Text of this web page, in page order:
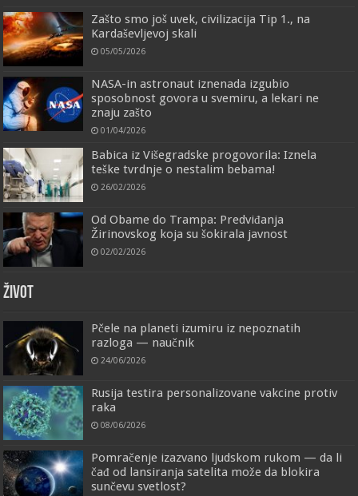
Zašto smo još uvek, civilizacija Tip 1., na
Kardaševljevoj skali
05/05/2026
NASA-in astronaut iznenada izgubio
sposobnost govora u svemiru, a lekari ne
znaju zašto
01/04/2026
Babica iz Višegradske progovorila: Iznela
teške tvrdnje o nestalim bebama!
26/02/2026
Od Obame do Trampa: Predviđanja
Žirinovskog koja su šokirala javnost
02/02/2026
ŽIVOT
Pčele na planeti izumiru iz nepoznatih
razloga — naučnik
24/06/2026
Rusija testira personalizovane vakcine protiv
raka
08/06/2026
Pomračenje izazvano ljudskom rukom — da li
čađ od lansiranja satelita može da blokira
sunčevu svetlost?